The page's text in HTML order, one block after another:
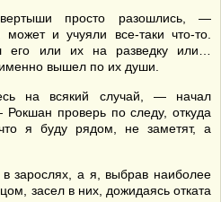
просто разошлись, —
и учуяли все-таки что-то.
его или их на разведку или…
вышел по их души.
на всякий случай, — начал
проверь по следу, откуда
я буду рядом, не заметят, а
зарослях, а я, выбрав наиболее
засел в них, дожидаясь отката